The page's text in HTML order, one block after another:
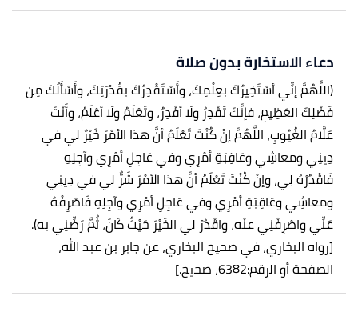
دعاء الاستخارة بدون صلاة
(اللَّهُمَّ إنِّي أسْتَخِيرُكَ بعِلْمِكَ، وأَسْتَقْدِرُكَ بقُدْرَتِكَ، وأَسْأَلُكَ مِن
فَضْلِكَ العَظِيمِ، فإنَّكَ تَقْدِرُ ولَا أقْدِرُ، وتَعْلَمُ ولَا أعْلَمُ، وأَنْتَ
عَلَّامُ الغُيُوبِ، اللَّهُمَّ إنْ كُنْتَ تَعْلَمُ أنَّ هذا الأمْرَ خَيْرٌ لي في
دِينِي ومعاشِي وعَاقِبَةِ أمْرِي وفي عَاجِلِ أمْرِي وآجِلِهِ
فَاقْدُرْهُ لِي، وإنْ كُنْتَ تَعْلَمُ أنَّ هذا الأمْرَ شَرٌّ لي في دِينِي
ومعاشِي وعَاقِبَةِ أمْرِي وفي عَاجِلِ أمْرِي وآجِلِهِ فَاصْرِفْهُ
عَنِّي واصْرِفْنِي عنْه، واقْدُرْ لي الخَيْرَ حَيْثُ كَانَ، ثُمَّ رَضِّنِي به).
[رواه البخاري، في صحيح البخاري، عن جابر بن عبد الله،
الصفحة أو الرقم:6382، صحيح.]